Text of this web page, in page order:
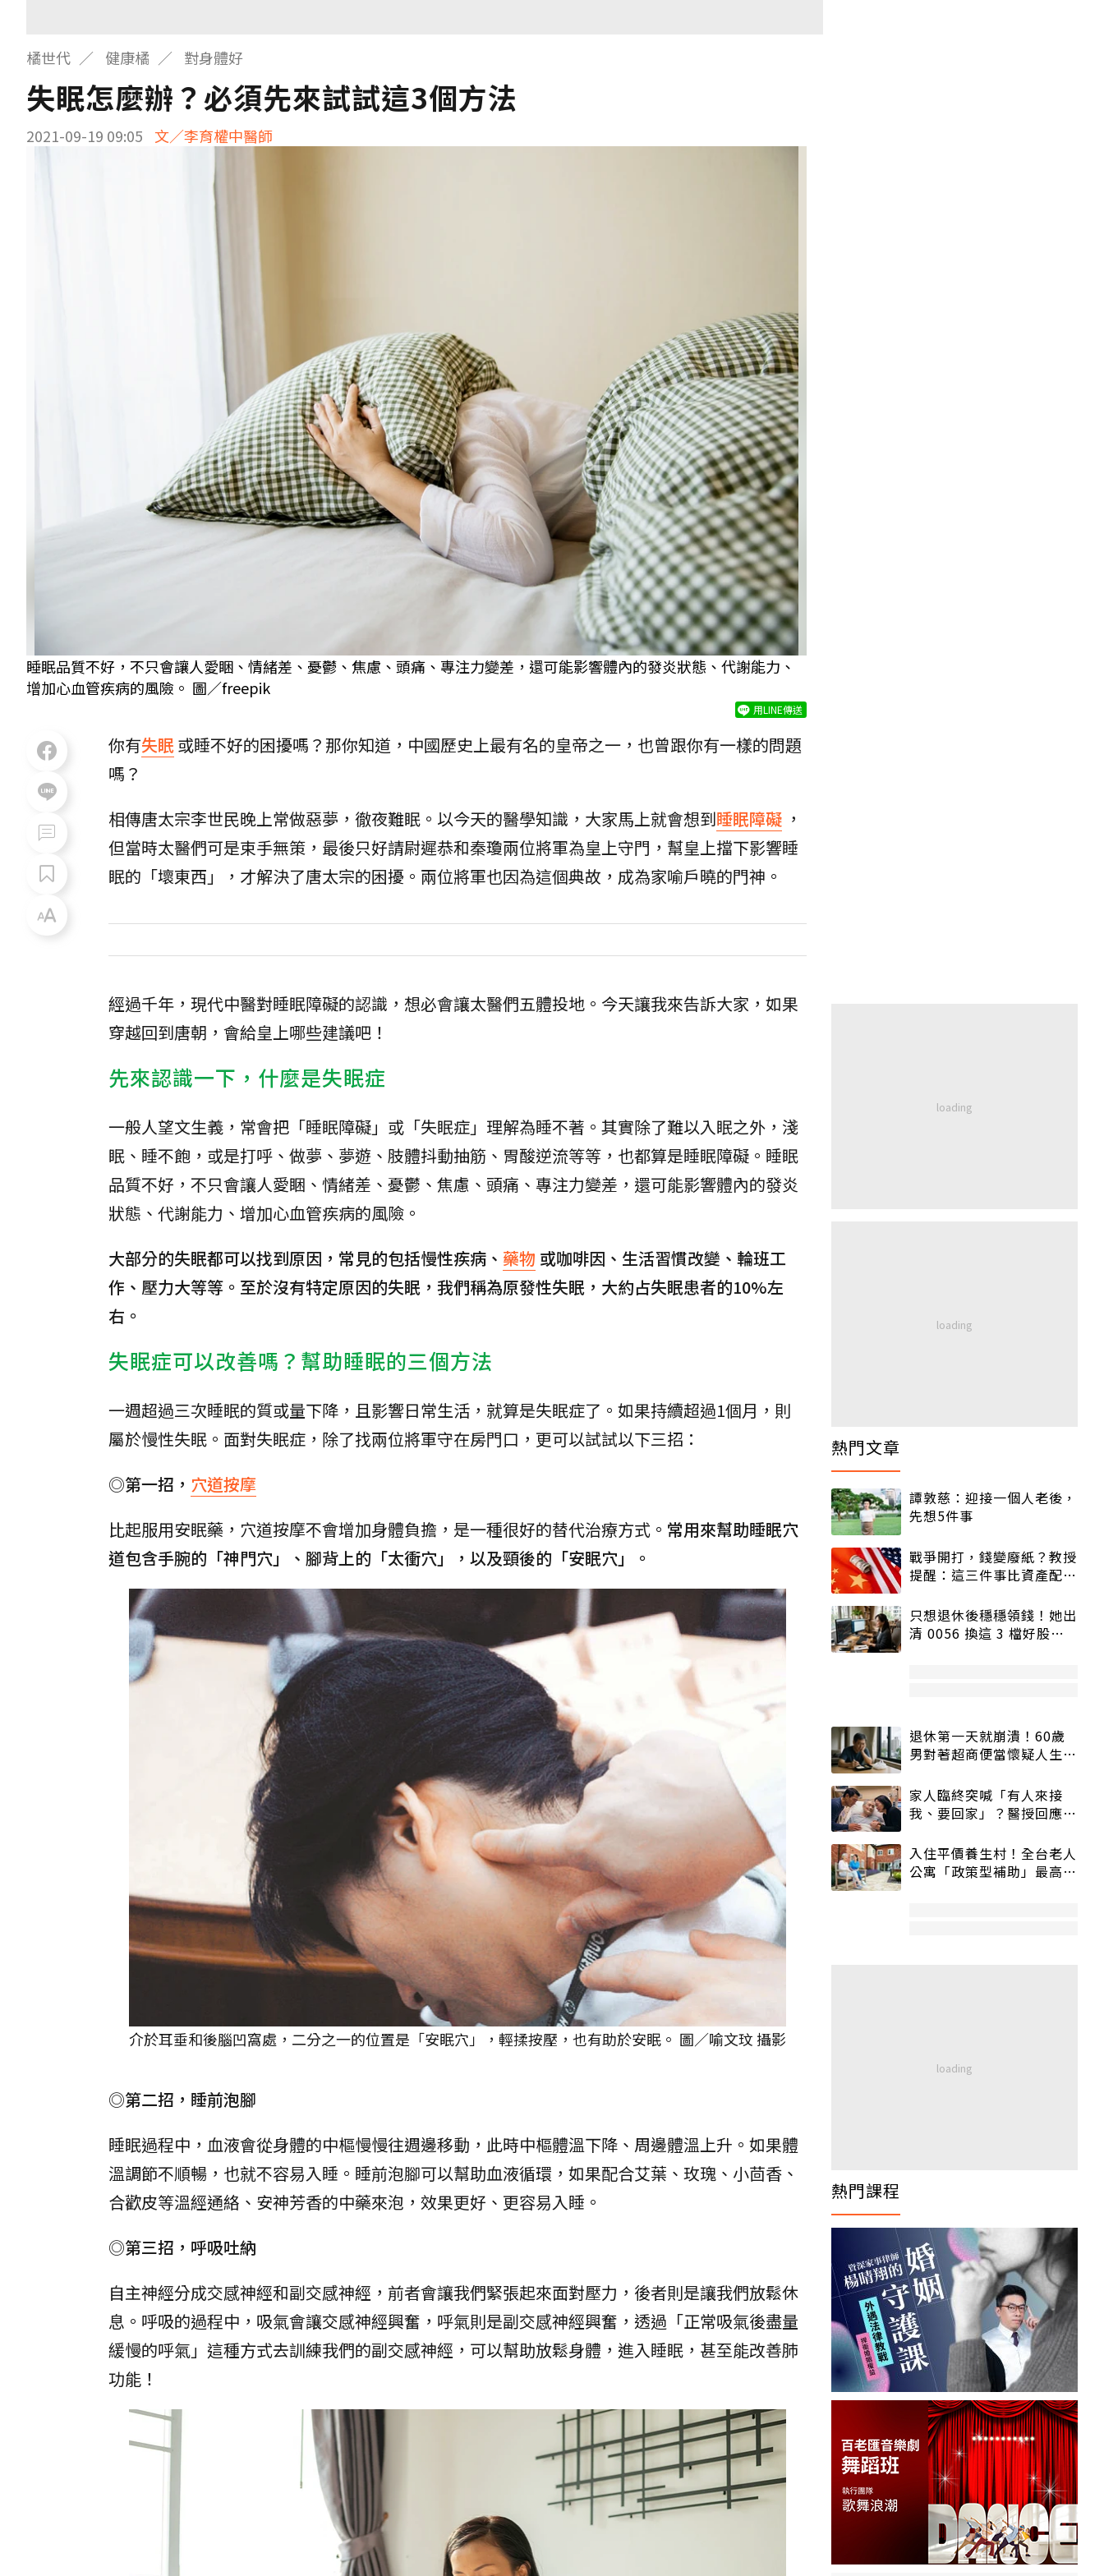
橘世代 健康橘 對身體好
失眠怎麼辦？必須先來試試這3個方法
2021-09-19 09:05 文／李育權中醫師
睡眠品質不好，不只會讓人愛睏、情緒差、憂鬱、焦慮、頭痛、專注力變差，還可能影響體內的發炎狀態、代謝能力、
增加心血管疾病的風險。 圖／freepik
用LINE傳送
你有失眠或睡不好的困擾嗎？那你知道，中國歷史上最有名的皇帝之一，也曾跟你有一樣的問題
嗎？
相傳唐太宗李世民晚上常做惡夢，徹夜難眠。以今天的醫學知識，大家馬上就會想到睡眠障礙 ，
但當時太醫們可是束手無策，最後只好請尉遲恭和秦瓊兩位將軍為皇上守門，幫皇上擋下影響睡
眠的「壞東西」，才解決了唐太宗的困擾。兩位將軍也因為這個典故，成為家喻戶曉的門神。
經過千年，現代中醫對睡眠障礙的認識，想必會讓太醫們五體投地。今天讓我來告訴大家，如果
穿越回到唐朝，會給皇上哪些建議吧！
先來認識一下，什麼是失眠症
一般人望文生義，常會把「睡眠障礙」或「失眠症」理解為睡不著。其實除了難以入眠之外，淺
眠、睡不飽，或是打呼、做夢、夢遊、肢體抖動抽筋、胃酸逆流等等，也都算是睡眠障礙。睡眠
品質不好，不只會讓人愛睏、情緒差、憂鬱、焦慮、頭痛、專注力變差，還可能影響體內的發炎
狀態、代謝能力、增加心血管疾病的風險。
大部分的失眠都可以找到原因，常見的包括慢性疾病、 藥物 或咖啡因、生活習慣改變、輪班工
作、壓力大等等。至於沒有特定原因的失眠，我們稱為原發性失眠，大約占失眠患者的10%左
右。
失眠症可以改善嗎？幫助睡眠的三個方法
一週超過三次睡眠的質或量下降，且影響日常生活，就算是失眠症了。如果持續超過1個月，則
屬於慢性失眠。面對失眠症，除了找兩位將軍守在房門口，更可以試試以下三招：
◎第一招， 穴道按摩
比起服用安眠藥，穴道按摩不會增加身體負擔，是一種很好的替代治療方式。 常用來幫助睡眠穴
道包含手腕的「神門穴」、腳背上的「太衝穴」，以及頸後的「安眠穴」。
介於耳垂和後腦凹窩處，二分之一的位置是「安眠穴」，輕揉按壓，也有助於安眠。 圖／喻文玟 攝影
◎第二招，睡前泡腳
睡眠過程中，血液會從身體的中樞慢慢往週邊移動，此時中樞體溫下降、周邊體溫上升。如果體
溫調節不順暢，也就不容易入睡。睡前泡腳可以幫助血液循環，如果配合艾葉、玫瑰、小茴香、
合歡皮等溫經通絡、安神芳香的中藥來泡，效果更好、更容易入睡。
◎第三招，呼吸吐納
自主神經分成交感神經和副交感神經，前者會讓我們緊張起來面對壓力，後者則是讓我們放鬆休
息。呼吸的過程中，吸氣會讓交感神經興奮，呼氣則是副交感神經興奮，透過「正常吸氣後盡量
緩慢的呼氣」這種方式去訓練我們的副交感神經，可以幫助放鬆身體，進入睡眠，甚至能改善肺
功能！
熱門文章
譚敦慈：迎接一個人老後，
先想5件事
戰爭開打，錢變廢紙？教授
提醒：這三件事比資產配置
只想退休後穩穩領錢！她出
清 0056 換這 3 檔好股：
退休第一天就崩潰！60歲
男對著超商便當懷疑人生
家人臨終突喊「有人來接
我、要回家」？醫授回應方
入住平價養生村！全台老人
公寓「政策型補助」最高打
熱門課程